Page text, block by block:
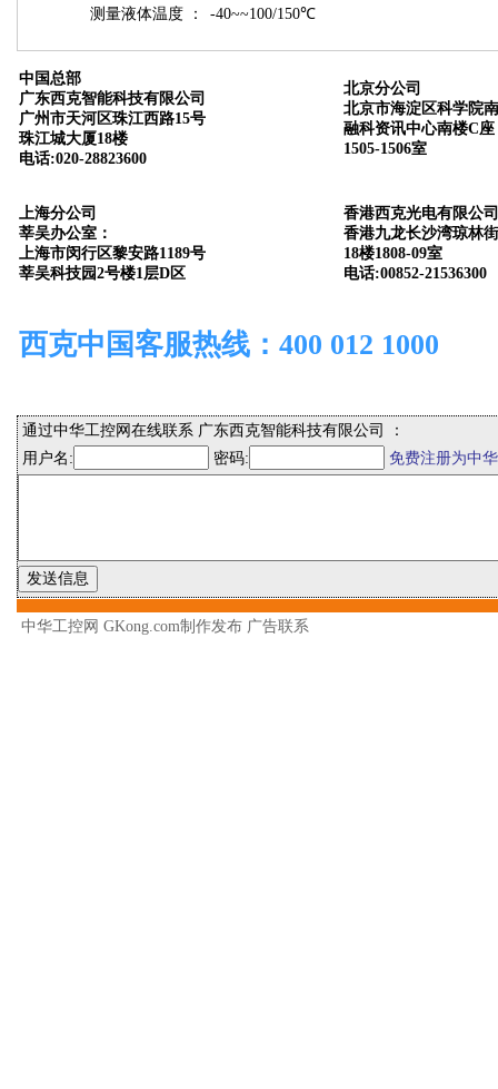
测量液体温度 ： -40~~100/150℃
中国总部
广东西克智能科技有限公司
广州市天河区珠江西路15号
珠江城大厦18楼
电话:020-28823600
北京分公司
北京市海淀区科学院
融科资讯中心南楼C座
1505-1506室
上海分公司
莘吴办公室：
上海市闵行区黎安路1189号
莘吴科技园2号楼1层D区
香港西克光电有限公司
香港九龙长沙湾琼林
18楼1808-09室
电话:00852-21536300
西克中国客服热线：400 012 1000
通过中华工控网在线联系 广东西克智能科技有限公司 ：
用户名:
密码: 免费注册为中
中华工控网 GKong.com制作发布 广告联系